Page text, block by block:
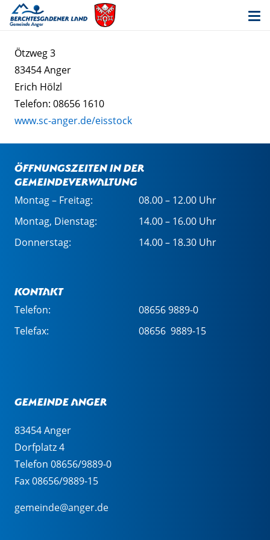
Ötzweg 3
83454 Anger
Erich Hölzl
Telefon: 08656 1610
www.sc-anger.de/eisstock
Öffnungszeiten in der
Gemeindeverwaltung
Montag – Freitag:
08.00 – 12.00 Uhr
Montag, Dienstag:
14.00 – 16.00 Uhr
Donnerstag:
14.00 – 18.30 Uhr
Kontakt
Telefon:
08656 9889-0
Telefax:
08656 9889-15
Gemeinde Anger
83454 Anger
Dorfplatz 4
Telefon 08656/9889-0
Fax 08656/9889-15
gemeinde@anger.de